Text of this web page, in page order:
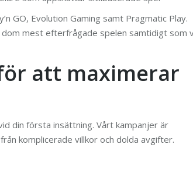
GO, Evolution Gaming samt Pragmatic Play.
mest efterfrågade spelen samtidigt som
att maximerar
din första insättning. Vårt kampanjer är
komplicerade villkor och dolda avgifter.